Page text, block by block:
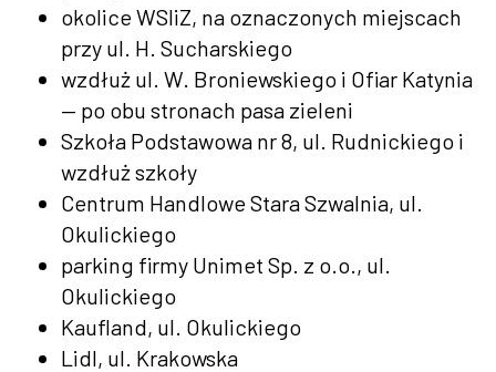
okolice WSIiZ, na oznaczonych miejscach
przy ul. H. Sucharskiego
wzdłuż ul. W. Broniewskiego i Ofiar Katynia
— po obu stronach pasa zieleni
Szkoła Podstawowa nr 8, ul. Rudnickiego i
wzdłuż szkoły
Centrum Handlowe Stara Szwalnia, ul.
Okulickiego
parking firmy Unimet Sp. z o.o., ul.
Okulickiego
Kaufland, ul. Okulickiego
Lidl, ul. Krakowska